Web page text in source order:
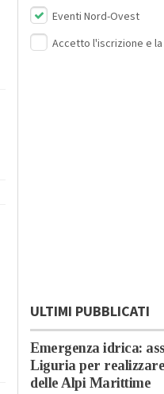
Eventi Nord-Ovest
Accetto l'iscrizione e la
ULTIMI PUBBLICATI
Emergenza idrica:
Liguria per
delle Alpi Marittime